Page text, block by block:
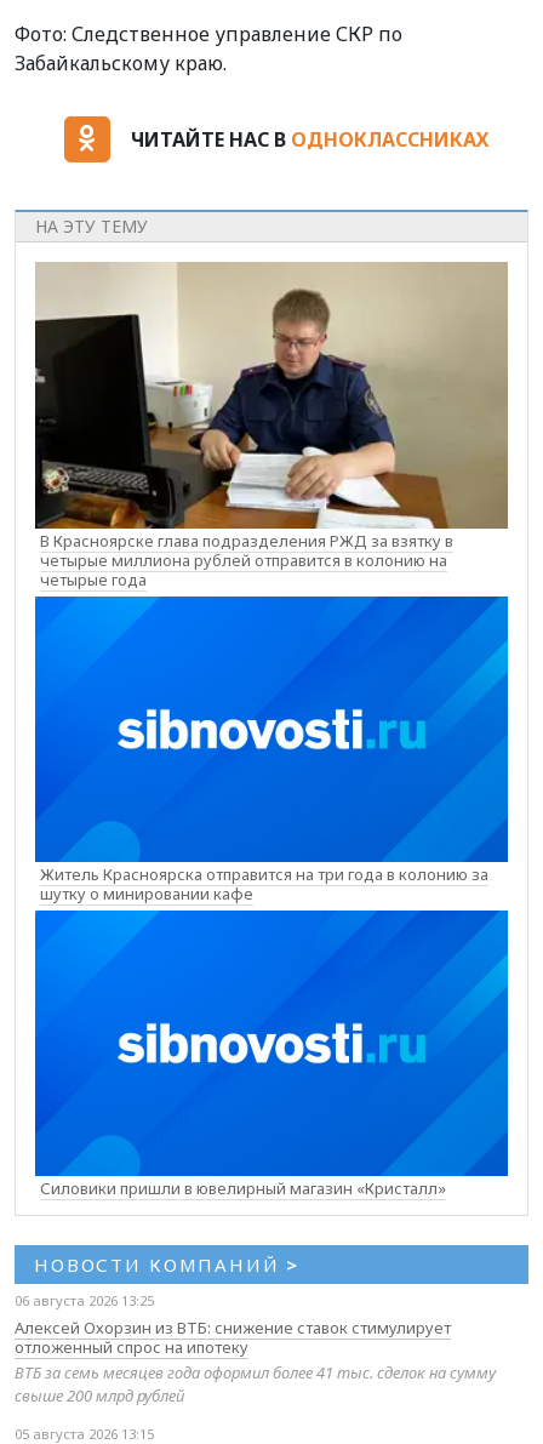
Фото: Следственное управление СКР по
Забайкальскому краю.
ЧИТАЙТЕ НАС В ОДНОКЛАССНИКАХ
НА ЭТУ ТЕМУ
В Красноярске глава подразделения РЖД за взятку в
четырые миллиона рублей отправится в колонию на
четырые года
Житель Красноярска отправится на три года в колонию за
шутку о минировании кафе
Силовики пришли в ювелирный магазин «Кристалл»
НОВОСТИ КОМПАНИЙ >
06 августа 2026 13:25
Алексей Охорзин из ВТБ: снижение ставок стимулирует
отложенный спрос на ипотеку
ВТБ за семь месяцев года оформил более 41 тыс. сделок на сумму
свыше 200 млрд рублей
05 августа 2026 13:15